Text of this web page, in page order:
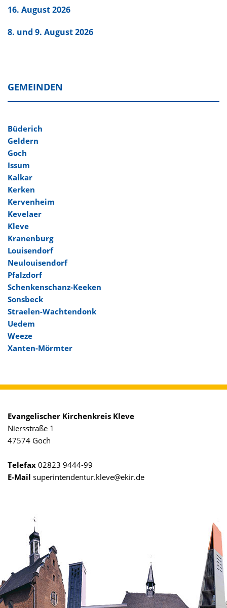
16. August 2026
8. und 9. August 2026
GEMEINDEN
Büderich
Geldern
Goch
Issum
Kalkar
Kerken
Kervenheim
Kevelaer
Kleve
Kranenburg
Louisendorf
Neulouisendorf
Pfalzdorf
Schenkenschanz-Keeken
Sonsbeck
Straelen-Wachtendonk
Uedem
Weeze
Xanten-Mörmter
Evangelischer Kirchenkreis Kleve
Niersstraße 1
47574 Goch
Telefax 02823 9444-99
E-Mail superintendentur.kleve@ekir.de